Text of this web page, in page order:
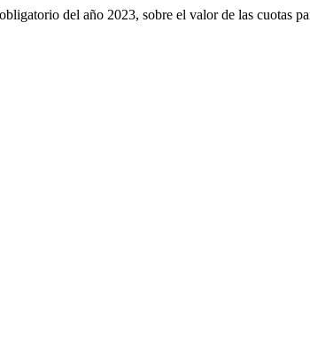
del año 2023, sobre el valor de las cuotas